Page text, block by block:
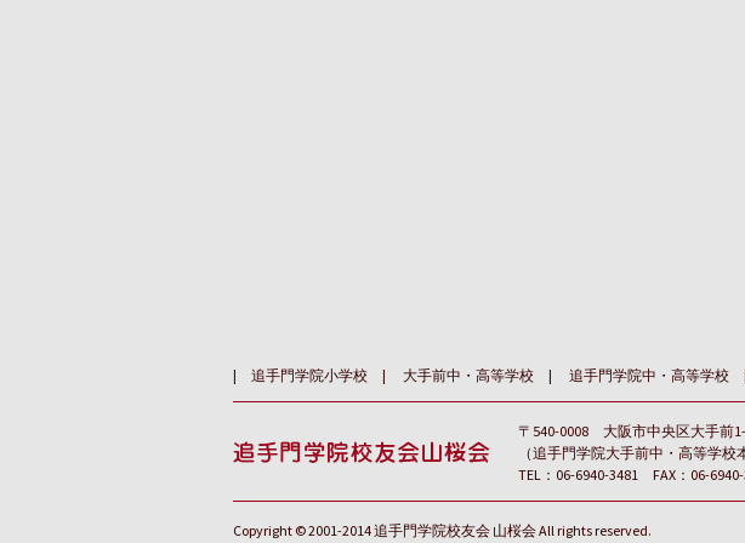
追手門学院小学校 大手前中・高等学校 追手門学院中・高等学校
〒540-0008 大阪市中央区大手前
（追手門学院大手前中・高等学校
TEL：06-6940-3481 FAX：06-6940-
Copyright © 2001-2014 追手門学院校友会 山桜会 All rights reserved.